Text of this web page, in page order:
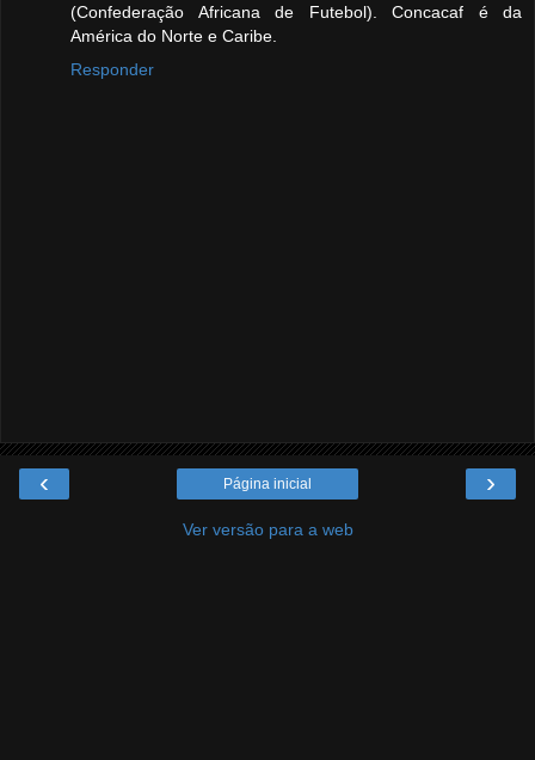
(Confederação Africana de Futebol). Concacaf é da
América do Norte e Caribe.
Responder
‹ ›
Página inicial
Ver versão para a web